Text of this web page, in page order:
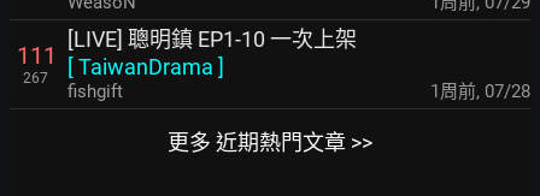
111
267
[LIVE] 聰明鎮 EP1-10 一次上架
[TaiwanDrama ]
fishgift 1周前, 07/28
更多 近期熱門文章 >>